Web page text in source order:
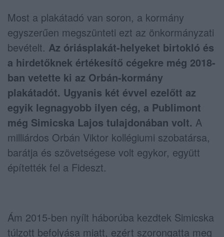
Most a plakátadó van soron, a kormány
egyszerűen megszünteti ezt az önkormányzati
bevételt. Az óriásplakát-helyeket birtokló és
a hirdetőknek értékesítő cégekre még 2018-
ban vetette ki az Orbán-kormány
plakátadót. Ugyanis két évvel ezelőtt az
egyik legnagyobb ilyen cég, a Publimont
még Simicska Lajos tulajdonában volt. A
milliárdos Orbán Viktor kollégiumi szobatársa,
barátja és szövetségese volt egykor, együtt
építették fel a Fideszt.
Ám 2015-ben nyílt háborúba kezdtek Simicska
túlzott befolyása miatt, ezért szorongatta meg